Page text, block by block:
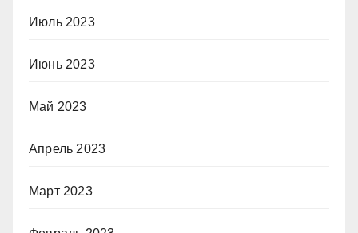
Июль 2023
Июнь 2023
Май 2023
Апрель 2023
Март 2023